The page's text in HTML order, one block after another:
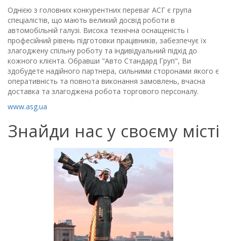
Однією з головних конкурентних переваг АСГ є група
спеціалістів, що мають великий досвід роботи в
автомобільній галузі. Висока технічна оснащеність і
професійний рівень підготовки працівників, забезпечує їх
злагоджену спільну роботу та індивідуальний підхід до
кожного клієнта. Обравши "Авто Стандард Груп", Ви
здобудете надійного партнера, сильними сторонами якого є
оперативність та повнота виконання замовлень, вчасна
доставка та злагоджена робота торгового персоналу.
www.asg.ua
Знайди нас у своєму місті